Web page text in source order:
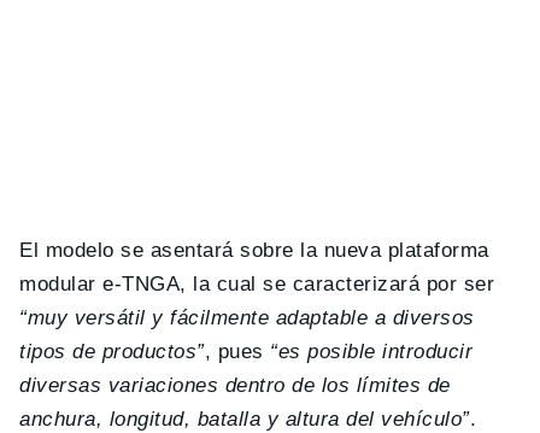
El modelo se asentará sobre la nueva plataforma
modular e-TNGA, la cual se caracterizará por ser
“muy versátil y fácilmente adaptable a diversos
tipos de productos”, pues “es posible introducir
diversas variaciones dentro de los límites de
anchura, longitud, batalla y altura del vehículo”.